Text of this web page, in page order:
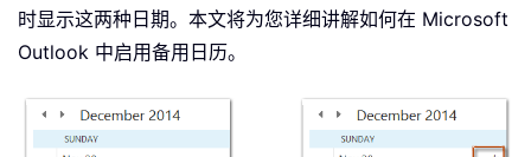
时显示这两种日期。本文将为您详细讲解如何在 Microsoft
Outlook 中启用备用日历。